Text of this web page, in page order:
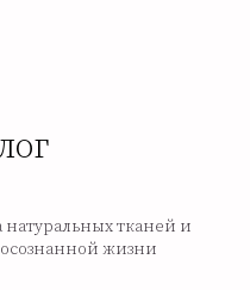
тканей и
жизни